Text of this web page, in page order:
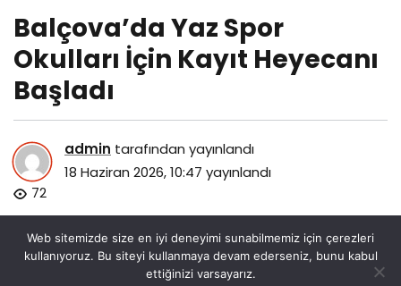
Balçova’da Yaz Spor
Okulları İçin Kayıt Heyecanı
Başladı
admin tarafından yayınlandı
18 Haziran 2026, 10:47 yayınlandı
72
Web sitemizde size en iyi deneyimi sunabilmemiz için çerezleri
kullanıyoruz. Bu siteyi kullanmaya devam ederseniz, bunu kabul
ettiğinizi varsayarız.